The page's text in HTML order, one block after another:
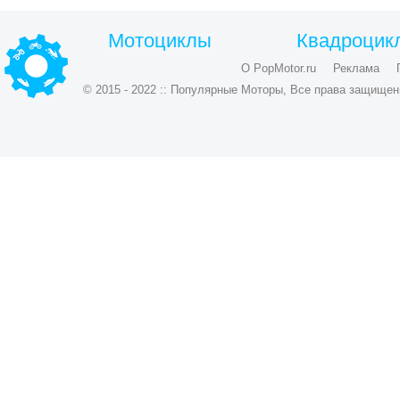
Мотоциклы
О PopMotor.ru Реклама
© 2015 - 2022 :: Популярные Моторы, Все права